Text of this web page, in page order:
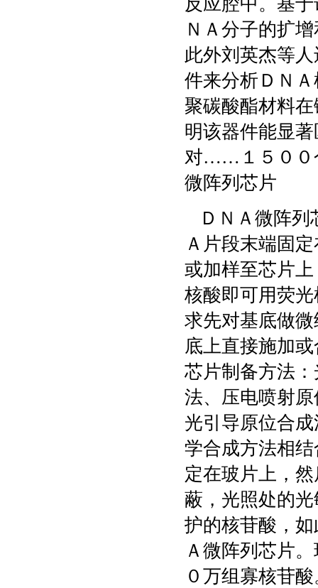
ＮＡ分子的扩
此外刘英杰等
件来分析ＤＮ
聚碳酸酯材料
明该器件能显
对……１５００
微阵列芯片
ＤＮＡ微阵列
Ａ片段末端固
或加样至芯片
核酸即可用荧
求先对基底做
底上直接施加
芯片制备方法
法、压电喷射
光引导原位合
学合成方法相
定在玻片上，
蔽，光照处的
护的核苷酸，
Ａ微阵列芯片
０万组寡核苷